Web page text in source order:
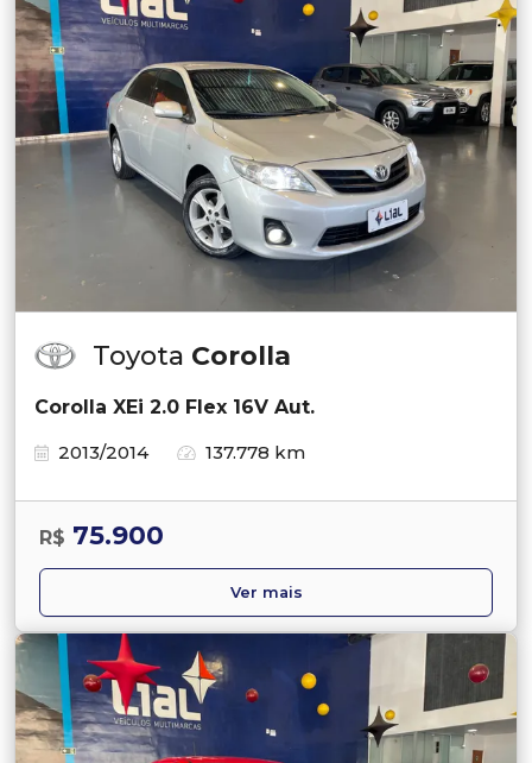
Toyota Corolla
Corolla XEi 2.0 Flex 16V Aut.
2013/2014
137.778 km
R$ 75.900
Ver mais